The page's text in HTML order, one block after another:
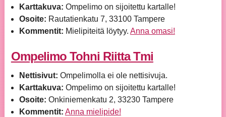
Karttakuva: Ompelimo on sijoitettu kartalle!
Osoite: Rautatienkatu 7, 33100 Tampere
Kommentit: Mielipiteitä löytyy. Anna omasi!
Ompelimo Tohni Riitta Tmi
Nettisivut: Ompelimolla ei ole nettisivuja.
Karttakuva: Ompelimo on sijoitettu kartalle!
Osoite: Onkiniemenkatu 2, 33230 Tampere
Kommentit: Anna mielipide!